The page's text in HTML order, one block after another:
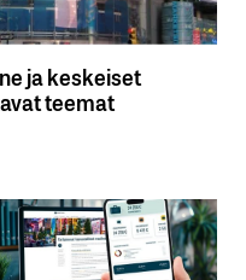
ja keskeiset
teemat